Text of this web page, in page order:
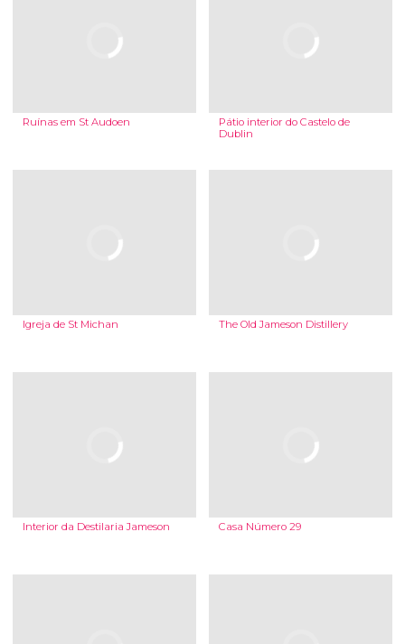
Ruínas em St Audoen
Pátio interior do Castelo de
Dublin
Igreja de St Michan The Old Jameson Distillery
Interior da Destilaria Jameson Casa Número 29